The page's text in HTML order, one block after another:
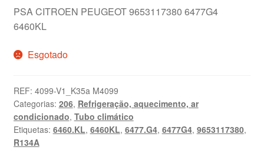
PSA CITROEN PEUGEOT 9653117380 6477G4
6460KL
Esgotado
REF: 4099-V1_K35a M4099
Categorias: 206, Refrigeração, aquecimento, ar
condicionado, Tubo climático
Etiquetas: 6460.KL, 6460KL, 6477.G4, 6477G4, 9653117380,
R134A